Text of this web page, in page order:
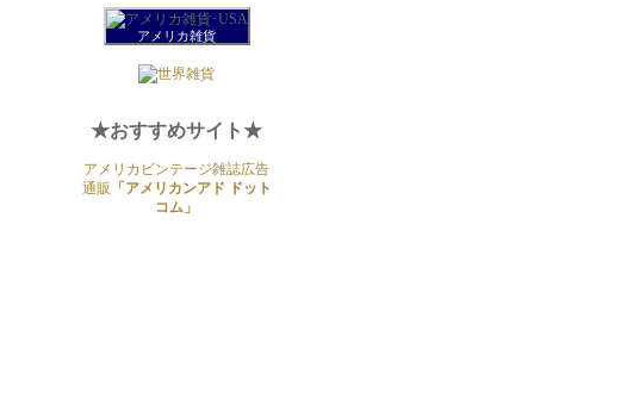
アメリカ雑貨
★おすすめサイト★
アメリカビンテージ雑誌広告
通販
「アメリカンアド ドット
コム」